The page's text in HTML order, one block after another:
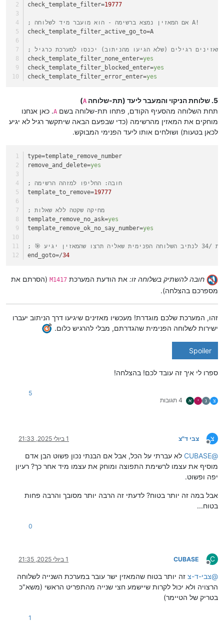
check_template_filter=19777
; אם המאזין נמצא ברשימה - הוא מועבר מיד לשלוחה A!
check_template_filter_active_go_to=A
; מאזינים רגילים (שלא הגיעו מהניתוב) יכנסו למערכת כרגיל
check_template_filter_none_enter=yes
check_template_filter_blocked_enter=yes
check_template_filter_error_enter=yes
5. שלוחת הניקוי והמעבר ליעד (תת-שלוחה A
)
תחת השלוחה מהסעיף הקודם, פתחו תת-שלוחה בשם A. כאן אנחנו
מוחקים את המאזין מהרשימה (כדי שבפעם הבאה שיתקשר רגיל לא יגיע
לכאן בטעות) ושולחים אותו ליעד הפנימי המבוקש.
type=template_remove_number
remove_and_delete=yes
; חובה: החליפו למזהה הרשימה
template_to_remove=19777
; מחיקה שקטה ללא שאלות
template_remove_no_ask=yes
template_remove_ok_no_say_number=yes
end_goto=/34
חובה להשתיק בשלוחה זו: את הודעת המערכת M1417 (הסרתם את
מספרכם בהצלחה).
זהו, המערכת שלכם מוגדרת! מעכשיו מאזינים שיגיעו דרך הניתוב יעברו
ישירות לשלוחה הפנימית שהגדרתם, מבלי להרגיש כלום.
Spoiler
ספרו לי איך זה עובד לכם! בהצלחה!
צ נ י א 4 תגובות
5
צ
מנותק
צבי ד"צ 1 ביולי 2025, 21:33
@
CUBASE לא עברתי על הכל, אבל אם הבנתי נכון פשוט הבן אדם
מוסיף את עצמו לרשימת התפוצה ומוחק את עצמו מיד אחר כך? רעיון
יפה ופשוט.
אבל במה זה יותר בטוח? לדעתי זה הרבה יותר מסובך והרבה פחות
בטוח...
0
C
מנותק
CUBASE 1 ביולי 2025, 21:35
@צבי-ד-צ זה יותר בטוח שהמאזין ישר עובר במערכת השנייה לשלוחה
הרצויה ולא יכול לקרות שיישמע חצי שנייה מהתפריט הראשי (משא"כ
בטריק של הטיימר)
1